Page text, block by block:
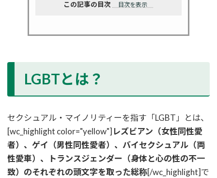
この記事の目次 目次を表示
LGBTとは？
セクシュアル・マイノリティーを指す「LGBT」とは、
[wc_highlight color="yellow"] レズビアン（女性同性愛
者）、ゲイ（男性同性愛者）、バイセクシュアル（両
性愛車）、トランスジェンダー（身体と心の性の不一
致）のそれぞれの頭文字を取った総称[/wc_highlight]で